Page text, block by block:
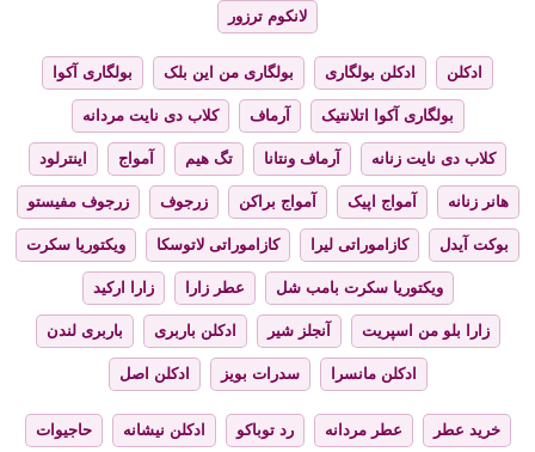
لانکوم ترزور
ادکلن ادکلن بولگاری بولگاری من این بلک بولگاری آکوا
بولگاری آکوا اتلانتیک آرماف کلاب دی نایت مردانه
کلاب دی نایت زنانه آرماف ونتانا تگ هیم آمواج اینترلود
هانر زنانه آمواج اپیک آمواج براکن زرجوف زرجوف مفیستو
بوکت آیدل کازاموراتی لیرا کازاموراتی لاتوسکا ویکتوریا سکرت
ویکتوریا سکرت بامب شل عطر زارا زارا ارکید
زارا بلو من اسپریت آنجلز شیر ادکلن باربری باربری لندن
ادکلن مانسرا سدرات بویز ادکلن اصل
خرید عطر عطر مردانه رد توباکو ادکلن نیشانه حاجیوات